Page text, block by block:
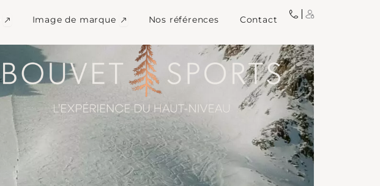
Ouvrir Présence en ligne
Image de marque Ouvrir Image de marque
Nos références Contact